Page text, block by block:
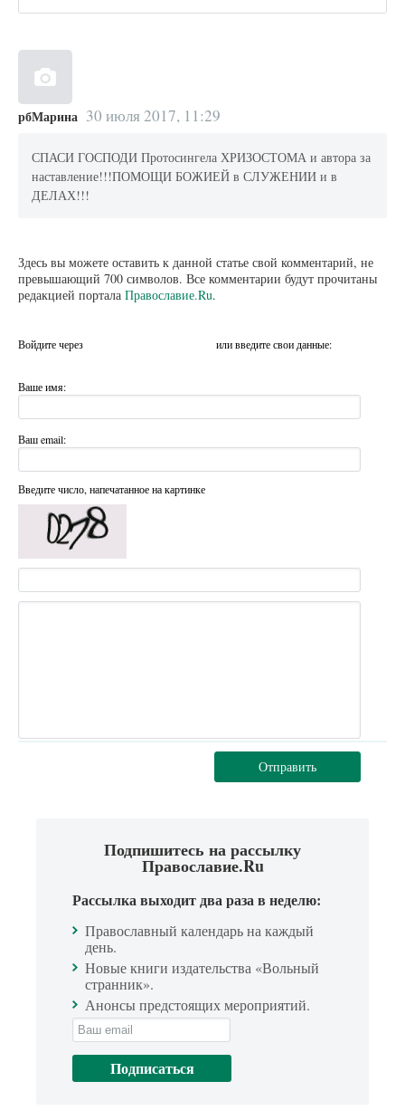
рбМарина 30 июля 2017, 11:29
СПАСИ ГОСПОДИ Протосингела ХРИЗОСТОМА и автора за
наставление!!!ПОМОЩИ БОЖИЕЙ в СЛУЖЕНИИ и в
ДЕЛАХ!!!
Здесь вы можете оставить к данной статье свой комментарий, не
превышающий 700 символов. Все комментарии будут прочитаны
редакцией портала Православие.Ru.
Войдите через или введите свои данные:
Ваше имя:
Ваш email:
Введите число, напечатанное на картинке
Отправить
Подпишитесь на рассылку
Православие.Ru
Рассылка выходит два раза в неделю:
Православный календарь на каждый
день.
Новые книги издательства «Вольный
странник».
Анонсы предстоящих мероприятий.